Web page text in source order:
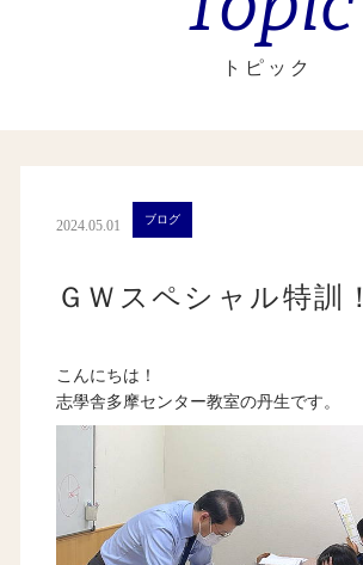
トピック
2024.05.01 ブログ
ＧＷスペシャル特訓！
こんにちは！
志學舎多摩センター教室の丹生です。